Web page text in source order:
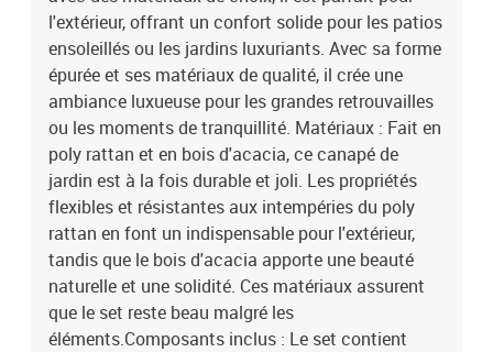
éclairAssemblage requis: OuiContenant de la livraison:6 x
Fauteuil central : 55 x 62 x 85 cm (LxWxH)2 x Fauteuil d'angle : 62
x 62 x 85 cm (LxWxH)2 x Canapé : 61.5 x 62 x 85 cm (LxWxH)1 x
Table de jardin : 55 x 55 x 37 cm (LxWxH)EAN:
8721158979988SKU: 3347884Brand: vidaXL
l'extérieur, offrant un confort solide pour les patios
ensoleillés ou les jardins luxuriants. Avec sa forme
épurée et ses matériaux de qualité, il crée une
ambiance luxueuse pour les grandes retrouvailles
ou les moments de tranquillité. Matériaux : Fait en
poly rattan et en bois d'acacia, ce canapé de
jardin est à la fois durable et joli. Les propriétés
flexibles et résistantes aux intempéries du poly
rattan en font un indispensable pour l'extérieur,
tandis que le bois d'acacia apporte une beauté
naturelle et une solidité. Ces matériaux assurent
que le set reste beau malgré les
éléments.Composants inclus : Le set contient